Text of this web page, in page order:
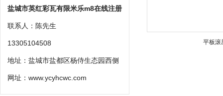
盐城市英红彩瓦有限米乐m8在线注册
联系人：陈先生
13305104508
地址：盐城市盐都区杨侍生态园西侧
网址： www.ycyhcwc.com
平板滚